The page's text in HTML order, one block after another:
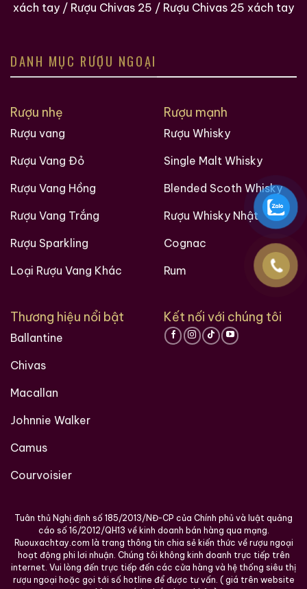
Các loại rượu sưu tầm quý hiềm trên thế giới tại
Ruouxachtay.com
xách tay / Rượu Chivas 25 / Rượu Chivas 25 xách tay
DANH MỤC RƯỢU NGOẠI
Rượu nhẹ
Rượu vang
Rượu Vang Đỏ
Rượu Vang Hồng
Rượu Vang Trắng
Rượu Sparkling
Loại Rượu Vang Khác
Rượu mạnh
Rượu Whisky
Single Malt Whisky
Blended Scoth Whisky
Rượu Whisky Nhật
Cognac
Rum
Thương hiệu nổi bật
Ballantine
Chivas
Macallan
Johnnie Walker
Camus
Courvoisier
Kết nối với chúng tôi
Tuân thủ Nghị định số 185/2013/NĐ-CP của Chính phủ và luật quảng
cáo số 16/2012/QH13 về kinh doanh bán hàng qua mạng.
Ruouxachtay.com là trang thông tin chia sẻ kiến thức về rượu ngoại
hoạt động phi lơi nhuận. Chúng tôi không kinh doanh trực tiếp trên
internet. Vui lòng đến trực tiếp đến các cửa hàng và hệ thống siêu thị
rượu ngoại hoặc gọi tới số hotline để được tư vấn. ( giá trên website